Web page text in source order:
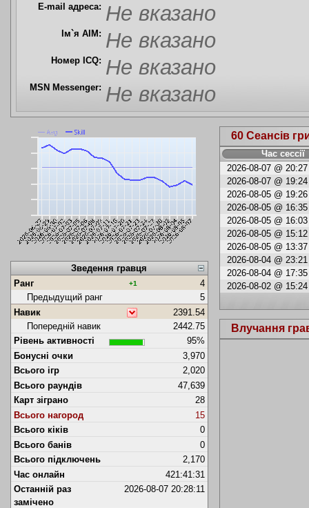
E-mail адреса: Не вказано
Ім`я AIM: Не вказано
Номер ICQ: Не вказано
MSN Messenger: Не вказано
Зведення гравця
Ранг
+1
4
Предыдущий ранг
5
Навик
2391.54
Попередній навик
2442.75
Рівень активності
95%
Бонусні очки
3,970
Всього ігр
2,020
Всього раундів
47,639
Карт зіграно
28
Всього нагород
15
Всього кіків
0
Всього банів
0
Всього підключень
2,170
Час онлайн
421:41:31
Останній раз
замічено
2026-08-07 20:28:11
60 Сеансів
Час сессії
2026-08-07 @
2026-08-07 @
2026-08-05 @
2026-08-05 @
2026-08-05 @
2026-08-05 @
2026-08-05 @
2026-08-04 @
2026-08-04 @
2026-08-02 @
Влучання